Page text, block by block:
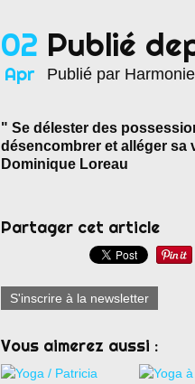
02
Apr
Publié
Publié par
" Se délester des
désencombrer et alléger sa
Dominique Loreau
Partager cet article
S'inscrire à la newsletter
Vous aimerez aussi :